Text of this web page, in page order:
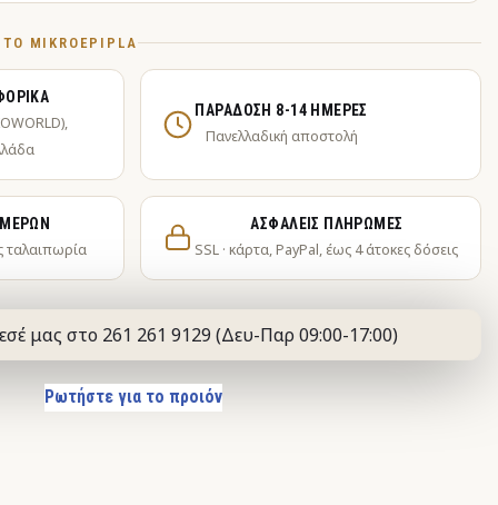
MIKROEPIPLA
ΠΑΡΆΔΟΣΗ 8-14 ΗΜΈΡΕΣ
Πανελλαδική αποστολή
ταλαιπωρία
ΑΣΦΑΛΕΊΣ ΠΛΗΡΩΜΈΣ
SSL · κάρτα, PayPal, έως 4 άτοκες δόσεις
μας στο 261 261 9129 (Δευ-Παρ 09:00-17:00)
Ρωτήστε για το προιόν